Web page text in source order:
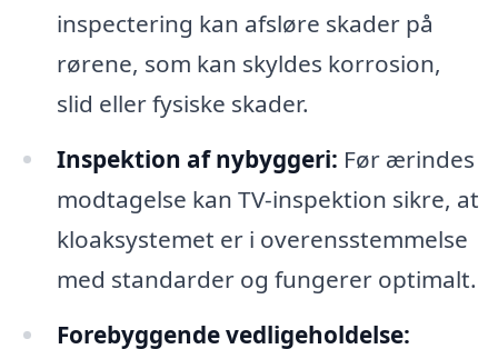
inspectering kan afsløre skader på
rørene, som kan skyldes korrosion,
slid eller fysiske skader.
Inspektion af nybyggeri: Før ærindes
modtagelse kan TV-inspektion sikre, at
kloaksystemet er i overensstemmelse
med standarder og fungerer optimalt.
Forebyggende vedligeholdelse: